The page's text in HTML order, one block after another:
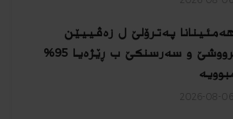
په‌ترۆلێ ل زه‌ڤییێن
ئەترووشێ و سەرسنكێ ب ڕێژەیا 95%